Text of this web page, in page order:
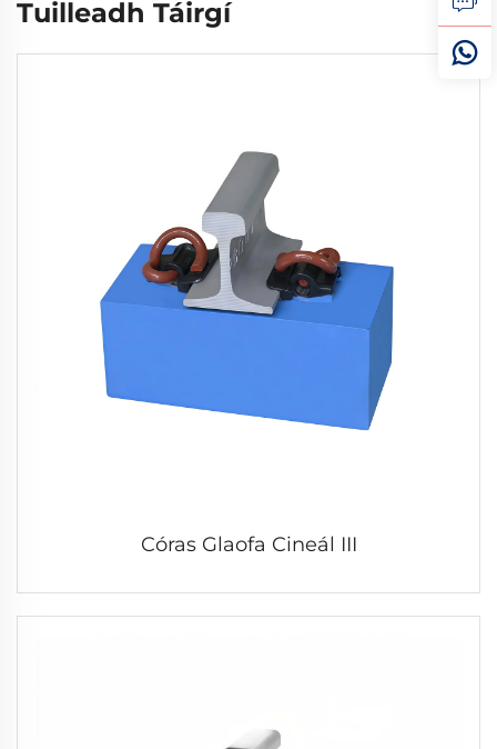
Tuilleadh Táirgí
Córas Glaofa Cineál III